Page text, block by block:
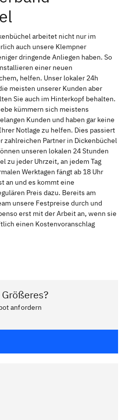
arbeitet nicht nur im
auch unsere Klempner
dringende Anliegen haben. So
einer neuen
helfen. Unser lokaler 24h
meisten unserer Kunden aber
Sie auch im Hinterkopf behalten.
kümmern sich meistens
Kunden und haben gar keine
Notlage zu helfen. Dies passiert
zahlreichen Partner in Dickenbüchel
unseren lokalen 24 Stunden
zu jeder Uhrzeit, an jedem Tag
Werktagen fängt ab 18 Uhr
an und es kommt eine
Preis dazu. Bereits am
unsere Festpreise durch und
erst mit der Arbeit an, wenn sie
einen Kostenvoranschlag
anfordern